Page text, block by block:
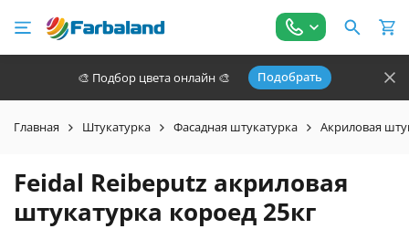
🎨 Подбор цвета онлайн 🎨 Подобрать
Главная Штукатурка Фасадная штукатурка Акриловая
Feidal Reibeputz акриловая
штукатурка короед 25кг